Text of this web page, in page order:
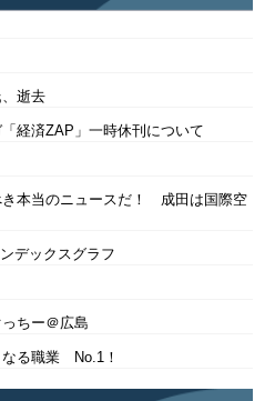
逝去
経済ZAP」一時休刊について
き本当のニュースだ！ 成田は国際空
デックスグラフ
ちー＠広島
る職業 No.1！